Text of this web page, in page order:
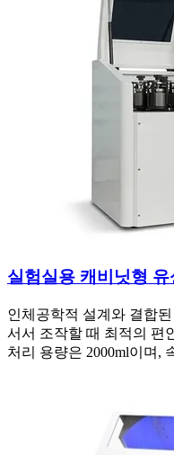
실험실용 캐비닛형 유
인체공학적 설계와 결합
서서 조작할 때 최적의 편
처리 용량은 2000ml이며,